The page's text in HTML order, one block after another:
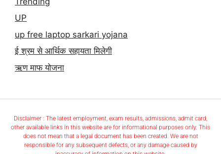
UP
up free laptop sarkari yojana
ई श्रम से आर्थिक सहायता मिलेगी
ऋण माफ योजना
Disclaimer : The latest employment, exam results, admissions, admit card,
other available links in this website are for informational purposes only. This
does not mean that a legal document has been created. We are not
responsible for any subsequent defects, or any damage caused by